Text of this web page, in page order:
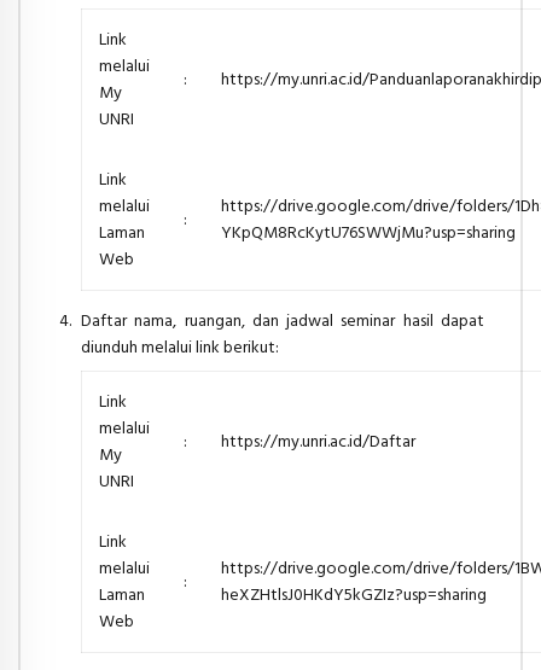
Link
melalui
My
UNRI
: https://my.unri.ac.id/
Link
melalui
Laman
Web
:
https://drive.google.com/drive/folders/
YKpQM8RcKytU76SWWjMu?usp=sharing
Daftar nama, ruangan, dan jadwal seminar hasil dapat
diunduh melaluilink berikut:
Link
melalui
My
UNRI
: https://my.unri.ac.id/Daftar
Link
melalui
Laman
Web
:
https://drive.google.com/drive/folders/
heXZHtlsJ0HKdY5kGZIz?usp=sharing